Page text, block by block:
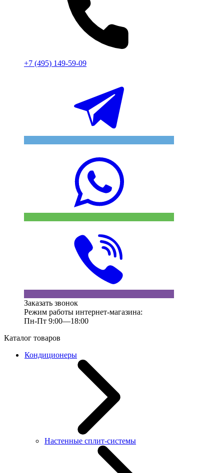
+7 (495) 149-59-09
Заказать звонок
Режим работы интернет-магазина:
Пн-Пт 9:00—18:00
Каталог товаров
Кондиционеры
Настенные сплит-системы